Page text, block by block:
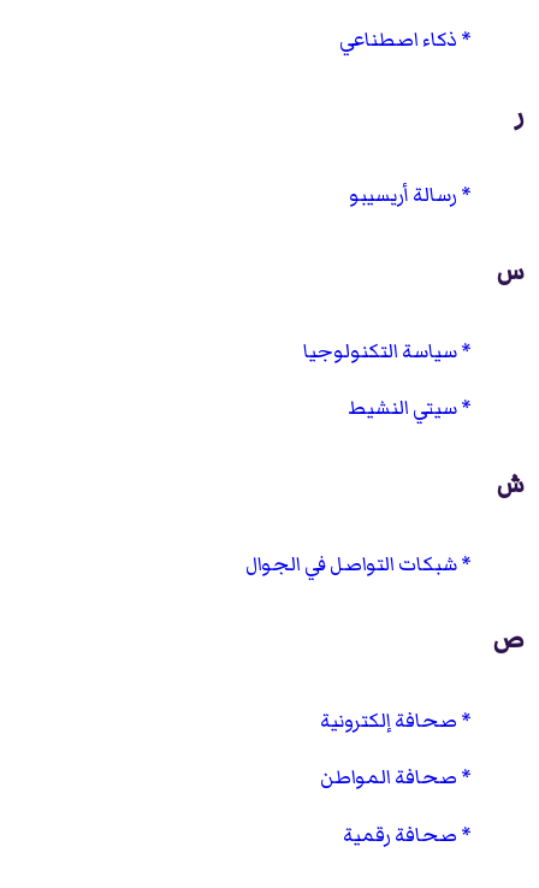
ذكاء اصطناعي
ر
رسالة أريسيبو
س
سياسة التكنولوجيا
سيتي النشيط
ش
شبكات التواصل في الجوال
ص
صحافة إلكترونية
صحافة المواطن
صحافة رقمية